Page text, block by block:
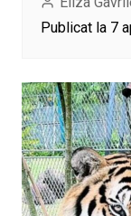
Publicat la 7